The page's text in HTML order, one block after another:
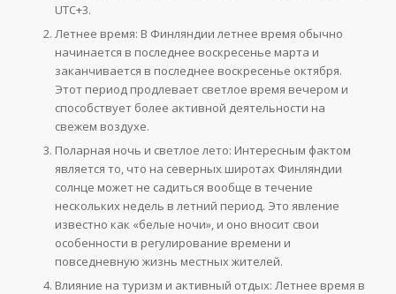
UTC+3.
Летнее время: В Финляндии летнее время обычно
начинается в последнее воскресенье марта и
заканчивается в последнее воскресенье октября.
Этот период продлевает светлое время вечером и
способствует более активной деятельности на
свежем воздухе.
Поларная ночь и светлое лето: Интересным фактом
является то, что на северных широтах Финляндии
солнце может не садиться вообще в течение
нескольких недель в летний период. Это явление
известно как «белые ночи», и оно вносит свои
особенности в регулирование времени и
повседневную жизнь местных жителей.
Влияние на туризм и активный отдых: Летнее время в